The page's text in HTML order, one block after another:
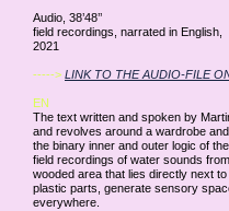
Audio, 38’48’’
field recordings, narrated in English,
2021
-----> LINK TO THE AUDIO-FILE
EN
The text written and spoken by
and revolves around a wardrobe
the binary inner and outer logic of
field recordings of water sounds
wooded area that lies directly next
plastic parts, generate sensory
everywhere.